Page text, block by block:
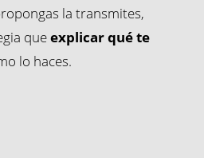
la transmites,
queexplicar qué te
lo haces.